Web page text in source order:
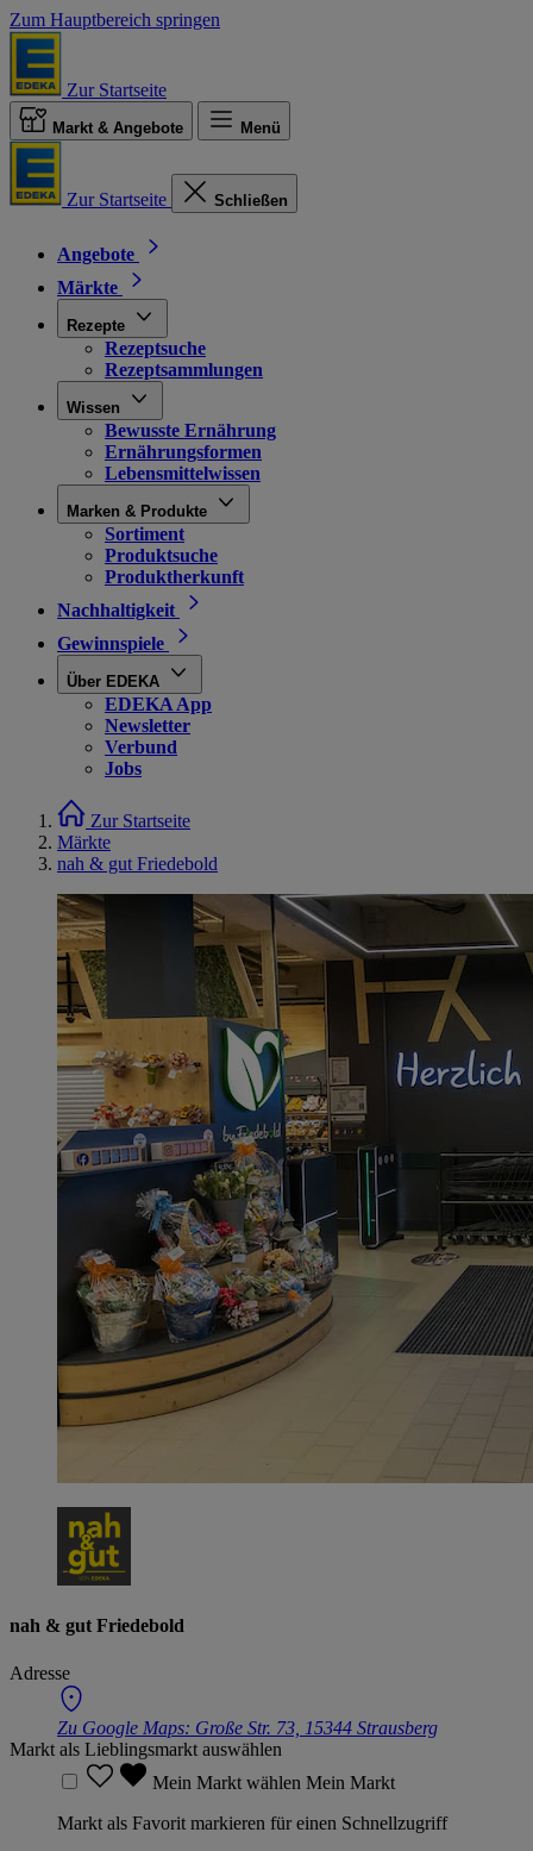
Zum Hauptbereich springen
Zur Startseite
Markt & Angebote Menü
Zur Startseite Schließen
Angebote
Märkte
Rezepte
Rezeptsuche
Rezeptsammlungen
Wissen
Bewusste Ernährung
Ernährungsformen
Lebensmittelwissen
Marken & Produkte
Sortiment
Produktsuche
Produktherkunft
Nachhaltigkeit
Gewinnspiele
Über EDEKA
EDEKA App
Newsletter
Verbund
Jobs
Zur Startseite
Märkte
nah & gut Friedebold
nah & gut Friedebold
Adresse
Zu Google Maps: Große Str. 73, 15344 Strausberg
Markt als Lieblingsmarkt auswählen
Mein Markt wählen Mein Markt
Markt als Favorit markieren für einen Schnellzugriff